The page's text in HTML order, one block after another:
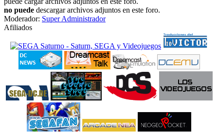
no puede descargar archivos adjuntos en este foro.
Moderador: Super Administrador
Afiliados